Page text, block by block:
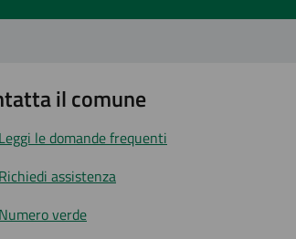
il comune
le domande frequenti
assistenza
verde